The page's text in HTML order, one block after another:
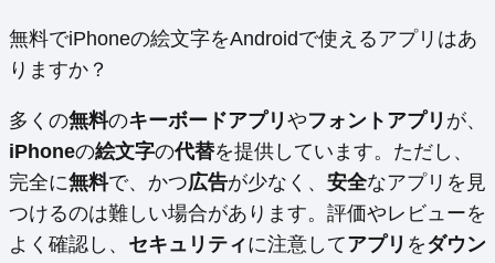
無料でiPhoneの絵文字をAndroidで使えるアプリはあ
りますか？
多くの無料のキーボードアプリ やフォントアプリ が、
iPhoneの絵文字の代替を提供しています。ただし、
完全に無料で、かつ広告が少なく、 安全なアプリを見
つけるのは難しい場合があります。評価やレビューを
よく確認し、 セキュリティに注意してアプリ をダウン